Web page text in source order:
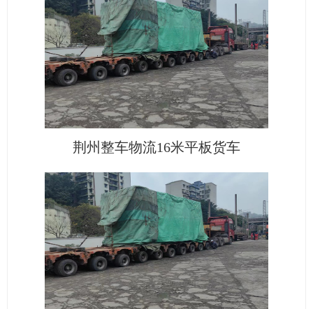
荆州整车物流16米平板货车